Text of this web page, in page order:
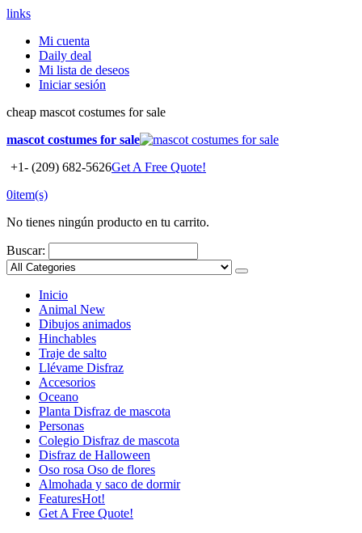
links
Mi cuenta
Daily deal
Mi lista de deseos
Iniciar sesión
cheap mascot costumes for sale
mascot costumes for sale
+1- (209) 682-5626Get A Free Quote!
0item(s)
No tienes ningún producto en tu carrito.
Buscar:
Inicio
Animal New
Dibujos animados
Hinchables
Traje de salto
Llévame Disfraz
Accesorios
Oceano
Planta Disfraz de mascota
Personas
Colegio Disfraz de mascota
Disfraz de Halloween
Oso rosa Oso de flores
Almohada y saco de dormir
FeaturesHot!
Get A Free Quote!